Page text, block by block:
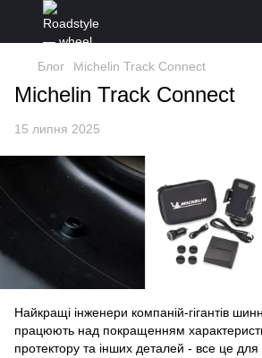
Блог Michelin Track Connect
Michelin Track Connect
15 липня 2025
Найкращі інженери компаній-гігантів
працюють над покращенням
протектору та інших деталей - все це для